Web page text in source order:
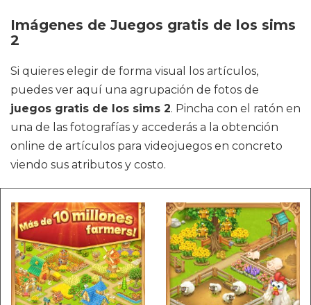
Imágenes de Juegos gratis de los sims
2
Si quieres elegir de forma visual los artículos,
puedes ver aquí una agrupación de fotos de
juegos gratis de los sims 2. Pincha con el ratón en
una de las fotografías y accederás a la obtención
online de artículos para videojuegos en concreto
viendo sus atributos y costo.